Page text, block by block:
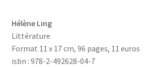
Hélène Ling
Littérature
Format 11 x 17 cm, 96 pages, 11 euros
isbn : 978-2-492628-04-7